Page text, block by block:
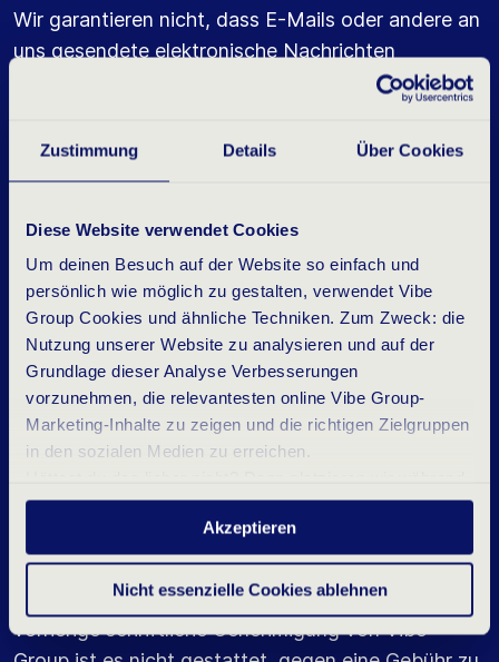
Zustimmung Details Über Cookies
Diese Website verwendet Cookies
Um deinen Besuch auf der Website so einfach und
persönlich wie möglich zu gestalten, verwendet Vibe
Group Cookies und ähnliche Techniken. Zum Zweck: die
Nutzung unserer Website zu analysieren und auf der
Grundlage dieser Analyse Verbesserungen
vorzunehmen, die relevantesten online Vibe Group-
Marketing-Inhalte zu zeigen und die richtigen Zielgruppen
in den sozialen Medien zu erreichen.
deines Besuchs nur wesentliche und statistische
Cookies. Möchtest du mehr wissen? Klicke oben auf
„Details“ oder lies unserDatenschutzerklärung.
Akzeptieren
Nicht essenzielle Cookies ablehnen
Wir garantieren nicht, dass E-Mails oder andere an
uns gesendete elektronische Nachrichten
rechtzeitig empfangen und verarbeitet werden,
Nichterhalts oder des verspäteten Eingangs oder
der Verarbeitung übernehmen.
RECHTE AN GEISTIGEM
EIGENTUM
Alle Rechte (einschließlich Urheberrechte,
Markenrechte und sonstiger Rechte an geistigem
Informationen (einschließlich Texten, Logos,
Abbildungen und Fotos) sind Eigentum von Vibe
Group oder werden mit Genehmigung des
jeweiligen Eigentümers aufgezeichnet. Ohne
vorherige schriftliche Genehmigung von Vibe